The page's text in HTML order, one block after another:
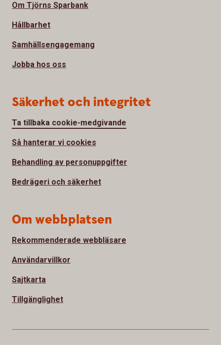
Om Tjörns Sparbank
Hållbarhet
Samhällsengagemang
Jobba hos oss
Säkerhet och integritet
Ta tillbaka cookie-medgivande
Så hanterar vi cookies
Behandling av personuppgifter
Bedrägeri och säkerhet
Om webbplatsen
Rekommenderade webbläsare
Användarvillkor
Sajtkarta
Tillgänglighet